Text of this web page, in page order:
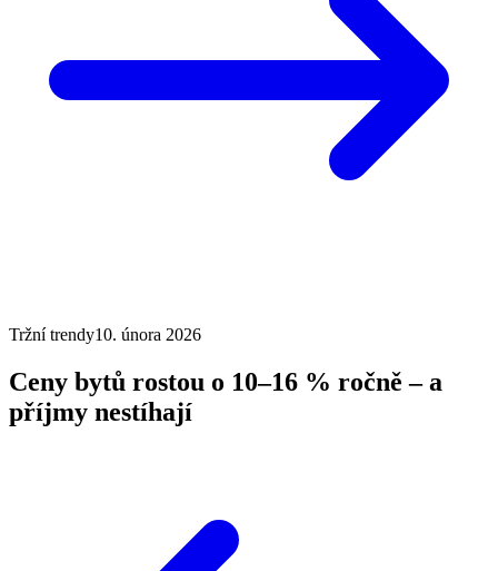
Tržní trendy10. února 2026
Ceny bytů rostou o 10–16 % ročně – a
příjmy nestíhají